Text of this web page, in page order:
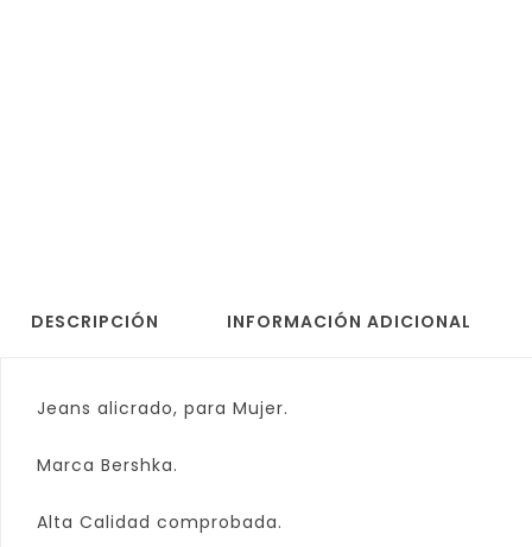
DESCRIPCIÓN INFORMACIÓN ADICIONAL
Jeans alicrado, para Mujer.
Marca Bershka.
Alta Calidad comprobada.